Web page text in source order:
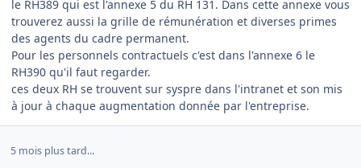
le RH389 qui est l'annexe 5 du RH 131. Dans cette annexe vous
trouverez aussi la grille de rémunération et diverses primes
des agents du cadre permanent.
Pour les personnels contractuels c'est dans l'annexe 6 le
RH390 qu'il faut regarder.
ces deux RH se trouvent sur syspre dans l'intranet et son mis
à jour à chaque augmentation donnée par l'entreprise.
5 mois plus tard...